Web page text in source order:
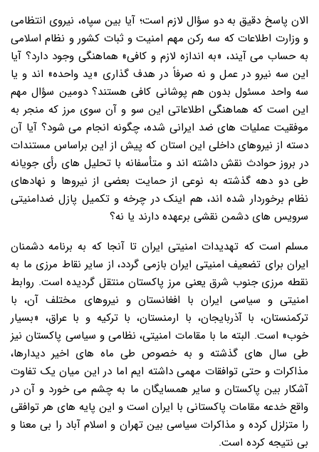
الان پاسخ دقیق به دو سؤال لازم است؛ آیا بین سپاه، نیروی انتظامی
و وزارت اطلاعات که سه رکن مهم امنیت و ثبات کشور و نظام اسلامی
به حساب می آیند، «به اندازه لازم و کافی» هماهنگی وجود دارد؟ آیا
این سه نیرو در عمل و نه صرفاً در هدف گذاری «ید واحده» اند و یا
سه واحد مسئول بدون هم پوشانی کافی هستند؟ دومین سؤال مهم
این است که هماهنگی اطلاعاتی این سو و آن سوی مرز که منجر به
موفقیت عملیات های ضد ایرانی شده، چگونه انجام می شود؟ آیا آن
دسته از نیروهای داخلی این استان که پیش از این براساس مستندات
در بروز حوادث نقش داشته اند و متأسفانه با تحلیل های رأی جویانه
طی دو دهه گذشته به نوعی از حمایت بعضی از نیروها و نهادهای
نظام برخوردار شده اند، هم اینک در چرخه و تکمیل پازل ضدامنیتی
سرویس های دشمن نقشی برعهده دارند یا نه؟
مسلم است که تهدیدات امنیتی ایران تا آنجا که به برنامه دشمنان
ایران برای تضعیف امنیتی ایران بازمی گردد، از سایر نقاط مرزی ما به
نقطه مرزی جنوب شرق یعنی مرز پاکستان منتقل گردیده است. روابط
امنیتی و سیاسی ایران با افغانستان و نیروهای مختلف آن، با
ترکمنستان، با آذربایجان، با ارمنستان، با ترکیه و با عراق، «بسیار
خوب» است. البته ما با مقامات امنیتی، نظامی و سیاسی پاکستان نیز
طی سال های گذشته و به خصوص طی ماه های اخیر دیدارها،
مذاکرات و حتی توافقات مهمی داشته ایم اما در این میان یک تفاوت
آشکار بین پاکستان و سایر همسایگان ما به چشم می خورد و آن در
واقع خدعه مقامات پاکستانی با ایران است و این پایه های هر توافقی
را متزلزل کرده و مذاکرات سیاسی بین تهران و اسلام آباد را بی معنا و
بی نتیجه کرده است.